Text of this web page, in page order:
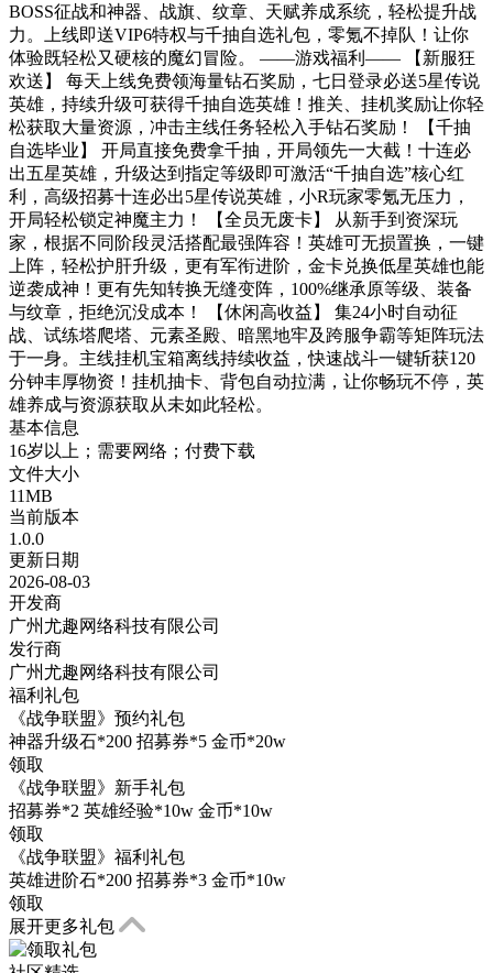
BOSS征战和神器、战旗、纹章、天赋养成系统，轻松提升战
力。上线即送VIP6特权与千抽自选礼包，零氪不掉队！让你
体验既轻松又硬核的魔幻冒险。 ——游戏福利—— 【新服狂
欢送】 每天上线免费领海量钻石奖励，七日登录必送5星传说
英雄，持续升级可获得千抽自选英雄！推关、挂机奖励让你轻
松获取大量资源，冲击主线任务轻松入手钻石奖励！ 【千抽
自选毕业】 开局直接免费拿千抽，开局领先一大截！十连必
出五星英雄，升级达到指定等级即可激活“千抽自选”核心红
利，高级招募十连必出5星传说英雄，小R玩家零氪无压力，
开局轻松锁定神魔主力！ 【全员无废卡】 从新手到资深玩
家，根据不同阶段灵活搭配最强阵容！英雄可无损置换，一键
上阵，轻松护肝升级，更有军衔进阶，金卡兑换低星英雄也能
逆袭成神！更有先知转换无缝变阵，100%继承原等级、装备
与纹章，拒绝沉没成本！ 【休闲高收益】 集24小时自动征
战、试练塔爬塔、元素圣殿、暗黑地牢及跨服争霸等矩阵玩法
于一身。主线挂机宝箱离线持续收益，快速战斗一键斩获120
分钟丰厚物资！挂机抽卡、背包自动拉满，让你畅玩不停，英
雄养成与资源获取从未如此轻松。
基本信息
16岁以上；需要网络；付费下载
文件大小
11MB
当前版本
1.0.0
更新日期
2026-08-03
开发商
广州尤趣网络科技有限公司
发行商
广州尤趣网络科技有限公司
福利礼包
《战争联盟》预约礼包
神器升级石*200 招募券*5 金币*20w
领取
《战争联盟》新手礼包
招募券*2 英雄经验*10w 金币*10w
领取
《战争联盟》福利礼包
英雄进阶石*200 招募券*3 金币*10w
领取
展开更多礼包